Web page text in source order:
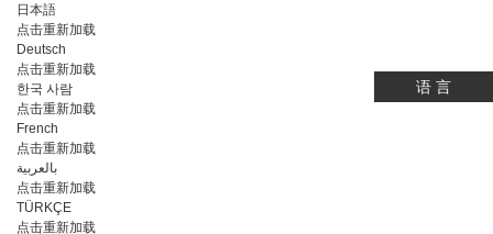
语 言
日本語
点击重新加载
Deutsch
点击重新加载
한국 사람
点击重新加载
French
点击重新加载
بالعربية
点击重新加载
TÜRKÇE
点击重新加载